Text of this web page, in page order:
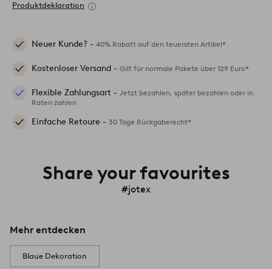
Produktdeklaration
Neuer Kunde? - 40% Rabatt auf den teuersten Artikel*
Kostenloser Versand - Gilt für normale Pakete über 129 Euro*
Flexible Zahlungsart - Jetzt bezahlen, später bezahlen oder in
Raten zahlen
Einfache Retoure - 30 Tage Rückgaberecht*
Share your favourites
#jotex
Mehr entdecken
Blaue Dekoration